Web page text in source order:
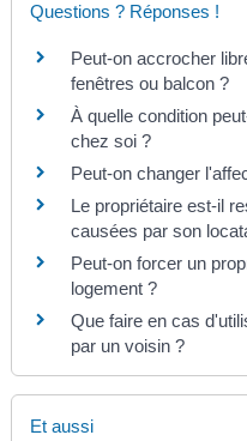
Questions ? Réponses !
Peut-on accrocher
fenêtres ou balcon ?
À quelle condition
chez soi ?
Peut-on changer
Le propriétaire est-il
causées par son
Peut-on forcer un
logement ?
Que faire en cas
par un voisin ?
Et aussi